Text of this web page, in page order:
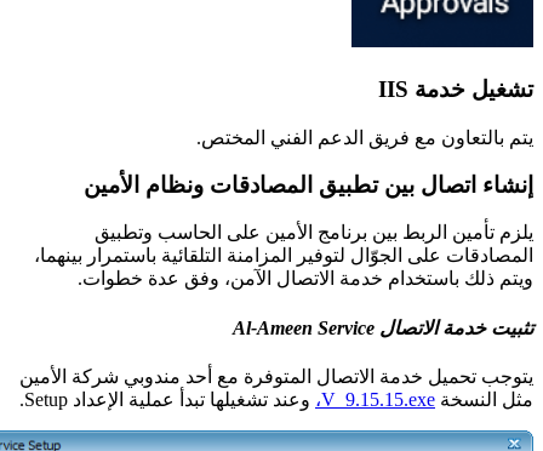
تشغيل خدمة IIS
يتم بالتعاون مع فريق الدعم الفني المختص.
إنشاء اتصال بين تطبيق المصادقات ونظام الأمين
يلزم تأمين الربط بين برنامج الأمين على الحاسب وتطبيق
المصادقات على الجوّال لتوفير المزامنة التلقائية باستمرار بينهما،
ويتم ذلك باستخدام خدمة الاتصال الآمن، وفق عدة خطوات.
تثبيت خدمة الاتصال Al-Ameen Service
يتوجب تحميل خدمة الاتصال المتوفرة مع أحد مندوبي شركة الأمين
مثل النسخة V_9.15.15.exe، وعند تشغيلها تبدأ عملية الإعداد Setup.